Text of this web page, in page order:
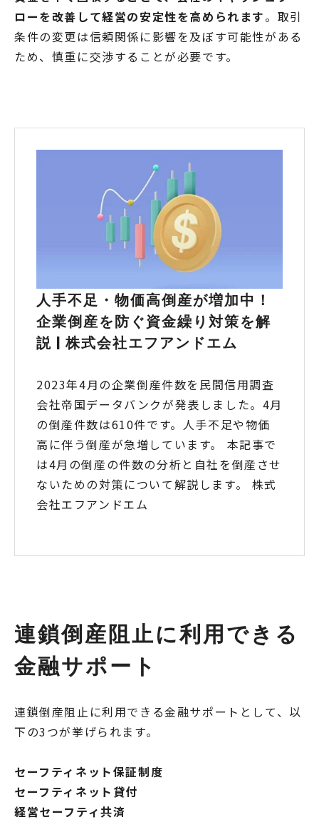
ローを改善して経営の安定性を高められます。取引
条件の変更は信頼関係に影響を及ぼす可能性がある
ため、慎重に交渉することが必要です。
人手不足・物価高倒産が増加中！
企業倒産を防ぐ資金繰り対策を解
説 | 株式会社エフアンドエム
2023年4月の企業倒産件数を民間信用調査
会社帝国データバンクが発表しました。4月
の倒産件数は610件です。人手不足や物価
高に伴う倒産が急増しています。 本記事で
は4月の倒産の件数の分析と自社を倒産させ
ないための対策について解説します。 株式
会社エフアンドエム
連鎖倒産阻止に利用できる
金融サポート
連鎖倒産阻止に利用できる金融サポートとして、以
下の3つが挙げられます。
セーフティネット保証制度
セーフティネット貸付
経営セーフティ共済